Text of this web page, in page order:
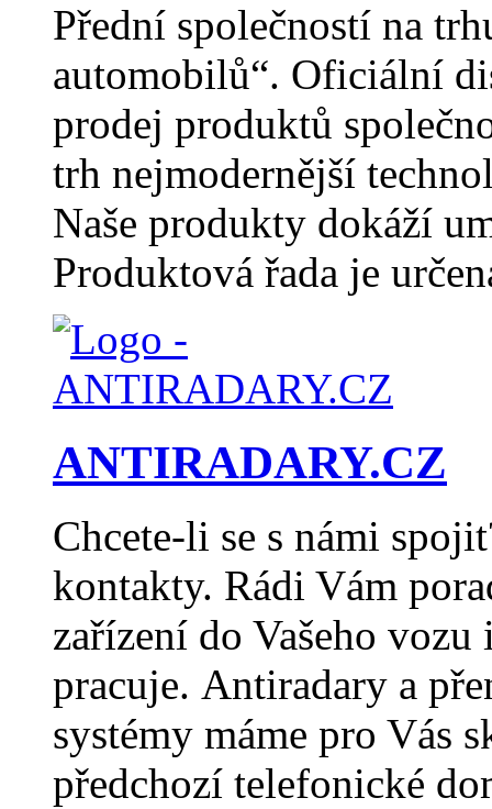
Přední společností na
automobilů“. Oficiální
prodej produktů
trh nejmodernější
Naše produkty dokáží
Produktová řada je
ANTIRADARY.CZ
Chcete-li se s námi
kontakty. Rádi Vám
zařízení do Vašeho
pracuje. Antiradary a
systémy máme pro Vás
předchozí telefonické